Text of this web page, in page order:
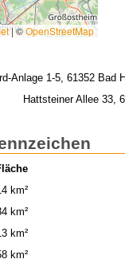
|©OpenStreetMap
Anlage 1-5, 61352 Bad
Hattsteiner Allee 33,
km²
km²
km²
km²